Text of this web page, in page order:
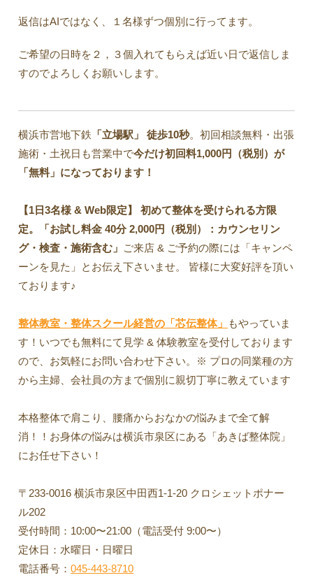
返信はAIではなく、１名様ずつ個別に行ってます。
ご希望の日時を２，３個入れてもらえば近い日で返信しま
すのでよろしくお願いします。
横浜市営地下鉄 「立場駅」 徒歩10秒。初回相談無料・出張
施術・土祝日も営業中で今だけ初回料1,000円（税別）が
「無料」になっております！
【1日3名様 & Web限定】 初めて整体を受けられる方限
定。「お試し料金 40分 2,000円（税別）：カウンセリン
グ・検査・施術含む」 ご来店 & ご予約の際には「キャンペ
ーンを見た」とお伝え下さいませ。 皆様に大変好評を頂い
ております♪
整体教室・整体スクール経営の「芯伝整体」
もやっていま
す！いつでも無料にて見学 & 体験教室を受付しております
ので、お気軽にお問い合わせ下さい。※ プロの同業種の方
から主婦、会社員の方まで個別に親切丁寧に教えています
本格整体で肩こり、腰痛からおなかの悩みまで全て解
消！！お身体の悩みは横浜市泉区にある「あきば整体院」
にお任せ下さい！
〒233-0016 横浜市泉区中田西1-1-20 クロシェットポナー
ル202
受付時間：10:00〜21:00（電話受付 9:00〜）
定休日：水曜日・日曜日
電話番号：045-443-8710